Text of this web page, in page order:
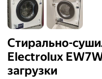
Стирально-
Electrolux
загрузки